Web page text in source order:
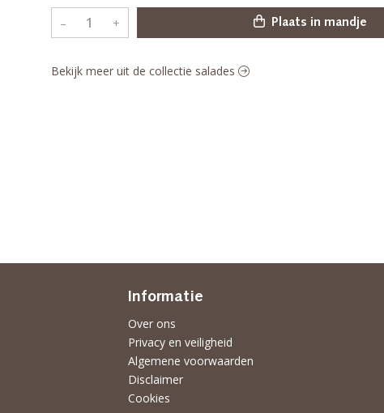
– + Plaats in mandje
Bekijk meer uit de collectie salades
Informatie
Over ons
Privacy en veiligheid
Algemene voorwaarden
Disclaimer
Cookies